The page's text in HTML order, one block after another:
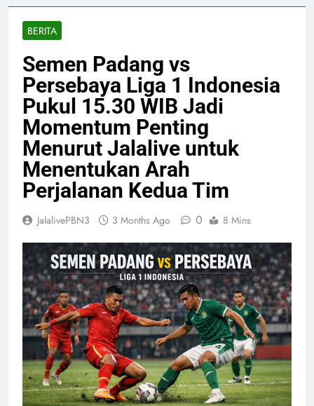
BERITA
Semen Padang vs
Persebaya Liga 1 Indonesia
Pukul 15.30 WIB Jadi
Momentum Penting
Menurut Jalalive untuk
Menentukan Arah
Perjalanan Kedua Tim
JalalivePBN3 3 Months Ago 0 8 Mins